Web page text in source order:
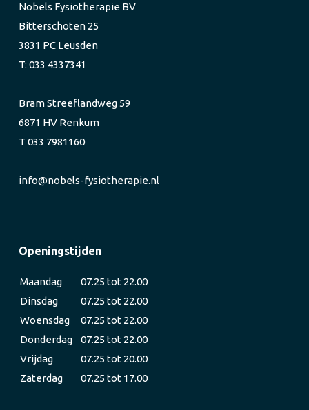
Nobels Fysiotherapie BV
Bitterschoten 25
3831 PC Leusden
T: 033 4337341
Bram Streeflandweg 59
6871 HV Renkum
T 033 7981160
info@nobels-fysiotherapie.nl
Openingstijden
Maandag
07.25 tot 22.00
Dinsdag
07.25 tot 22.00
Woensdag
07.25 tot 22.00
Donderdag
07.25 tot 22.00
Vrijdag
07.25 tot 20.00
Zaterdag
07.25 tot 17.00